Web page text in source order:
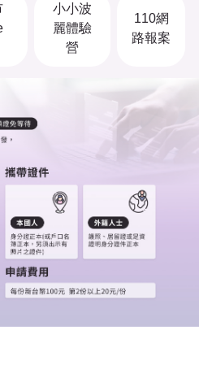
小小波
麗體驗
營
110網
路報案